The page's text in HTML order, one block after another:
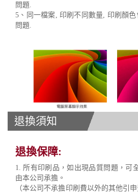
問題.
5、同一檔案, 印刷不同數量, 印刷顏
問題.
退換須知
退換保障:
1. 所有印刷品，如出現品質問題，可
由本公司承擔。
（本公司不承擔印刷費以外的其他引